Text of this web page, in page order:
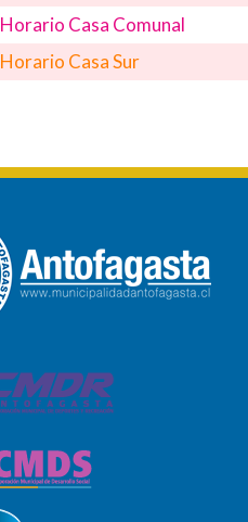
Horario Casa Comunal
Horario Casa Sur